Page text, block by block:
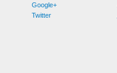
Google+
Twitter